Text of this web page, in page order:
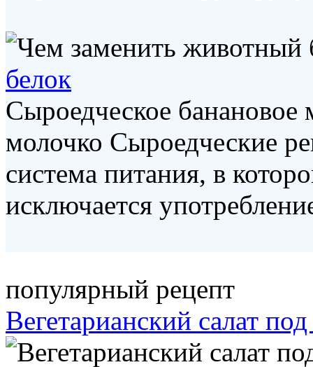
белок
Сыроедческое
молочко Сыроедческие
система питания, в
исключается
популярный рецепт
Вегетарианский салат